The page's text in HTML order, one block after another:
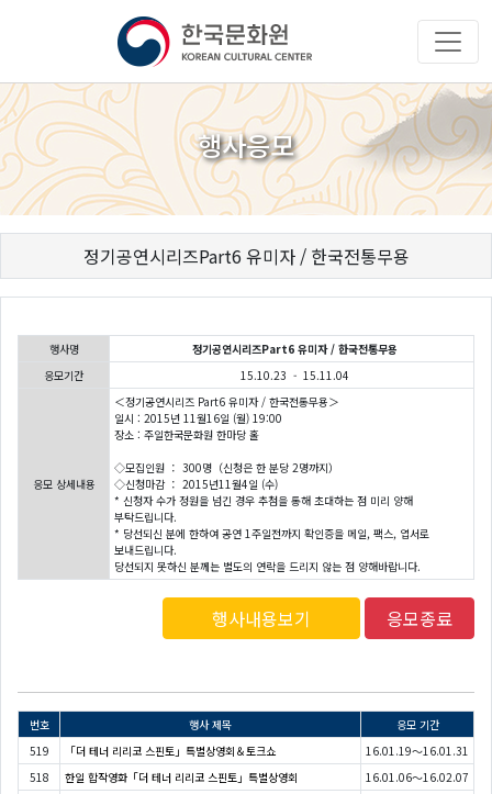
행사응모
정기공연시리즈Part6 유미자 / 한국전통무용
행사명
정기공연시리즈Part6 유미자 / 한국전통무용
응모기간
15.10.23 - 15.11.04
응모 상세내용
＜정기공연시리즈 Part6 유미자 / 한국전통무용＞
일시 : 2015년 11월16일 (월) 19:00
장소 : 주일한국문화원 한마당 홀
◇모집인원 ： 300명（신청은 한 분당 2명까지）
◇신청마감 ： 2015년11월4일 (수)
* 신청자 수가 정원을 넘긴 경우 추첨을 통해 초대하는 점 미리 양해
부탁드립니다.
* 당선되신 분에 한하여 공연 1주일전까지 확인증을 메일, 팩스, 엽서로
보내드립니다.
당선되지 못하신 분께는 별도의 연락을 드리지 않는 점 양해바랍니다.
행사내용보기 응모종료
번호 행사 제목
응모 기간
519
「더 테너 리리코 스핀토」특별상영회＆토크쇼
16.01.19～16.01.31
518
한일 합작영화「더 테너 리리코 스핀토」특별상영회
16.01.06～16.02.07